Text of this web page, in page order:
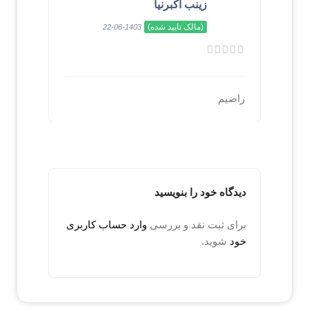
زینب اکبرنیا
(مالک تایید شده) 1403-06-22
راضیم
دیدگاه خود را بنویسید
برای ثبت نقد و بررسی وارد حساب کاربری
خود شوید.